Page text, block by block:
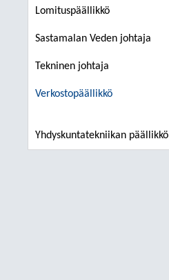
Lomituspäällikkö
Sastamalan Veden johtaja
Tekninen johtaja
Verkostopäällikkö
Yhdyskuntatekniikan päällikkö